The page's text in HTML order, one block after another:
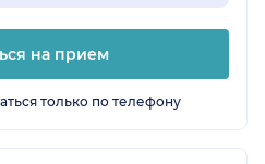
на прием
только по телефону